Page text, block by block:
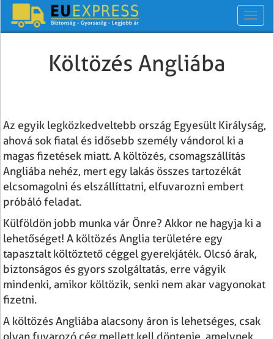
Költözés Angliába
Az egyik legközkedveltebb ország Egyesült Királyság,
ahová sok fiatal és idősebb személy vándorol ki a
magas fizetések miatt. A költözés, csomagszállítás
Angliába nehéz, mert egy lakás összes tartozékát
elcsomagolni és elszállíttatni, elfuvarozni embert
próbáló feladat.
Külföldön jobb munka vár Önre? Akkor ne hagyja ki a
lehetőséget! A költözés Anglia területére egy
tapasztalt költöztető céggel gyerekjáték. Olcsó árak,
biztonságos és gyors szolgáltatás, erre vágyik
mindenki, amikor költözik, senki nem akar vagyonokat
fizetni.
A költözés Angliába alacsony áron is lehetséges, csak
olyan fuvarozó cég mellett kell döntenie, amelynek